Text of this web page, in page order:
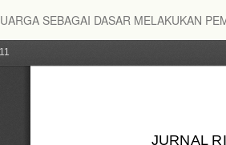
SEBAGAI DASAR MELAKUKAN